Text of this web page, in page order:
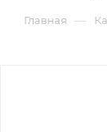
Главная —